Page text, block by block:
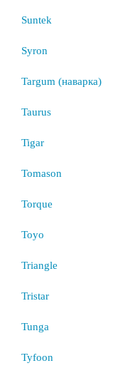
Suntek
Syron
Targum (наварка)
Taurus
Tigar
Tomason
Torque
Toyo
Triangle
Tristar
Tunga
Tyfoon